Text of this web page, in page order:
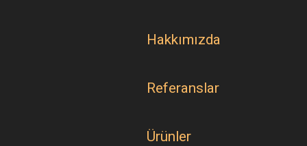
Hakkımızda
Referanslar
Ürünler